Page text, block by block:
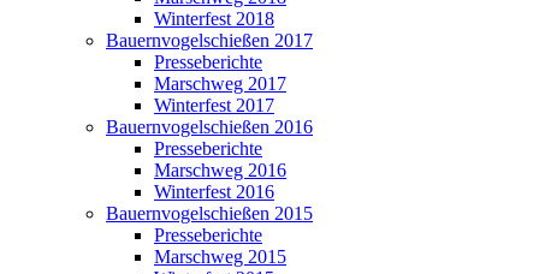
Winterfest 2018
Bauernvogelschießen 2017
Presseberichte
Marschweg 2017
Winterfest 2017
Bauernvogelschießen 2016
Presseberichte
Marschweg 2016
Winterfest 2016
Bauernvogelschießen 2015
Presseberichte
Marschweg 2015